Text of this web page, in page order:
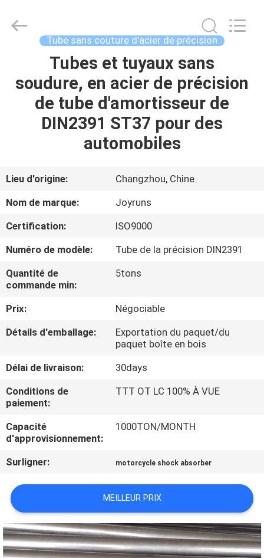
MAISON
PRODUITS
DES
USA
VISITE
D'USINE
CONTRÔLE
DE
QUALITÉ
CONTACTEZ-
NOUS
DEMANDEZ
UNE
CITATION
PLAN
DU
SITE
Joyruns
Steel
Tube sans couture d'acier de précision
Tubes et tuyaux sans
soudure, en acier de précision
de tube d'amortisseur de
DIN2391 ST37 pour des
automobiles
Lieu d'origine:
Changzhou, Chine
Nom de marque:
Joyruns
Certification:
ISO9000
Numéro de modèle:
Tube de la précision DIN2391
Quantité de
commande min:
5tons
Prix:
Négociable
Détails d'emballage:
Exportation du paquet/du
paquet boîte en bois
Délai de livraison:
30days
Conditions de
paiement:
TTT OT LC 100% À VUE
Capacité
d'approvisionnement:
1000TON/MONTH
Surligner: motorcycle shock absorber
MEILLEUR PRIX